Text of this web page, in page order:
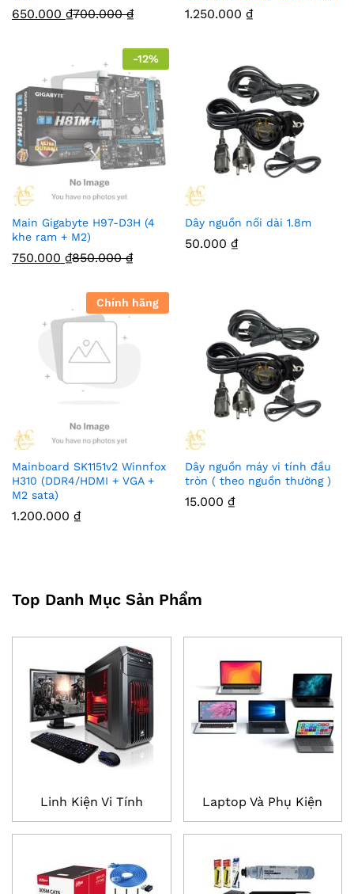
650.000 ₫700.000₫ 1.250.000 ₫
-12%
Main Gigabyte H97-D3H (4
khe ram + M2)
750.000 ₫850.000₫
Dây nguồn nối dài 1.8m
50.000 ₫
Chính hãng
Mainboard SK1151v2 Winnfox
H310 (DDR4/HDMI + VGA +
M2 sata)
1.200.000 ₫
Dây nguồn máy vi tính đầu
tròn ( theo nguồn thường )
15.000 ₫
Top Danh Mục Sản Phẩm
Linh Kiện Vi Tính Laptop Và Phụ Kiện